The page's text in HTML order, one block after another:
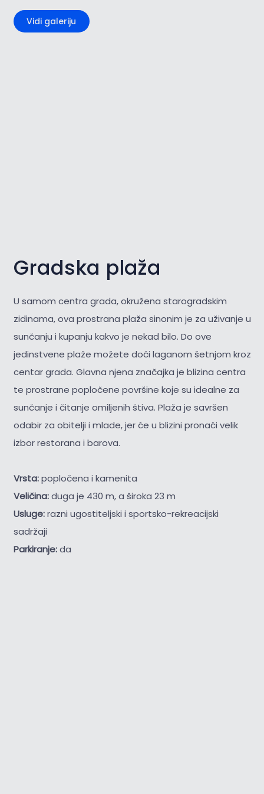
Vidi galeriju
Gradska plaža
U samom centra grada, okružena starogradskim
zidinama, ova prostrana plaža sinonim je za uživanje u
sunčanju i kupanju kakvo je nekad bilo. Do ove
jedinstvene plaže možete doći laganom šetnjom kroz
centar grada. Glavna njena značajka je blizina centra
te prostrane popločene površine koje su idealne za
sunčanje i čitanje omiljenih štiva. Plaža je savršen
odabir za obitelji i mlade, jer će u blizini pronaći velik
izbor restorana i barova.
Vrsta:popločena i kamenita
Veličina:duga je 430 m, a široka 23 m
Usluge:razni ugostiteljski i sportsko-rekreacijski
sadržaji
Parkiranje:da